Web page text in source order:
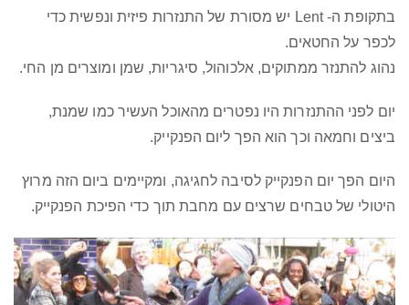
בתקופת ה- Lent יש מסורת של התנזרות פיזית ונפשית כדי
לכפר על החטאים.
נהוג להתנזר ממתוקים, אלכוהול, סיגריות, שמן ומוצרים מן החי.
יום לפני ההתנזרות היו נפטרים מהאוכל העשיר כמו שמנת,
ביצים וחמאה וכך הוא הפך ליום הפנקייק.
היום הפך יום הפנקייק לסיבה לחגיגה, ומקיימים ביום הזה מרוץ
היטולי של טבחים שרצים עם מחבת תוך כדי הפיכת הפנקייק.